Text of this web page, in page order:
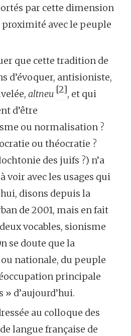
par cette dimension
proximité avec le peuple
que cette tradition de
d’évoquer, antisioniste,
altneu [2], et qui
d’être
ou normalisation ?
ou théocratie ?
des juifs ?) n’a
voir avec les usages qui
disons depuis la
de 2001, mais en fait
vocables, sionisme
se doute que la
nationale, du peuple
principale
d’aujourd’hui.
au colloque des
langue française de